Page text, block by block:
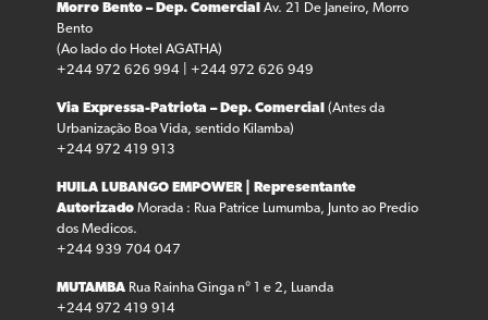
Morro Bento – Dep. Comercial
Av. 21 De Janeiro, Morro
Bento
(Ao lado do Hotel AGATHA)
+244 972 626 994 | +244 972 626 949
Via Expressa-Patriota – Dep. Comercial
(Antes da
Urbanização Boa Vida, sentido Kilamba)
+244 972 419 913
HUILA LUBANGO EMPOWER | Representante
Autorizado Morada : Rua Patrice Lumumba, Junto ao Predio
dos Medicos.
+244 939 704 047
MUTAMBA Rua Rainha Ginga n° 1 e 2, Luanda
+244 972 419 914